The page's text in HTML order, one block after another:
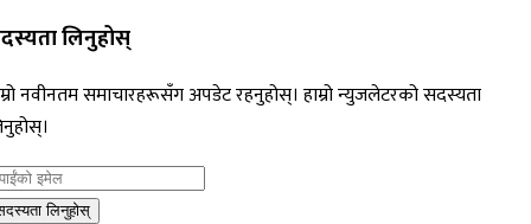
लिनुहोस्
नवीनतम समाचारहरूसँग अपडेट रहनुहोस्। हाम्रो न्युजलेटरको सदस्यता
लिनुहोस्